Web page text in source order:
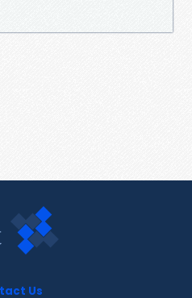
Us